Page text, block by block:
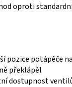
oproti
pozice potápěče
překlápěl
dostupnost